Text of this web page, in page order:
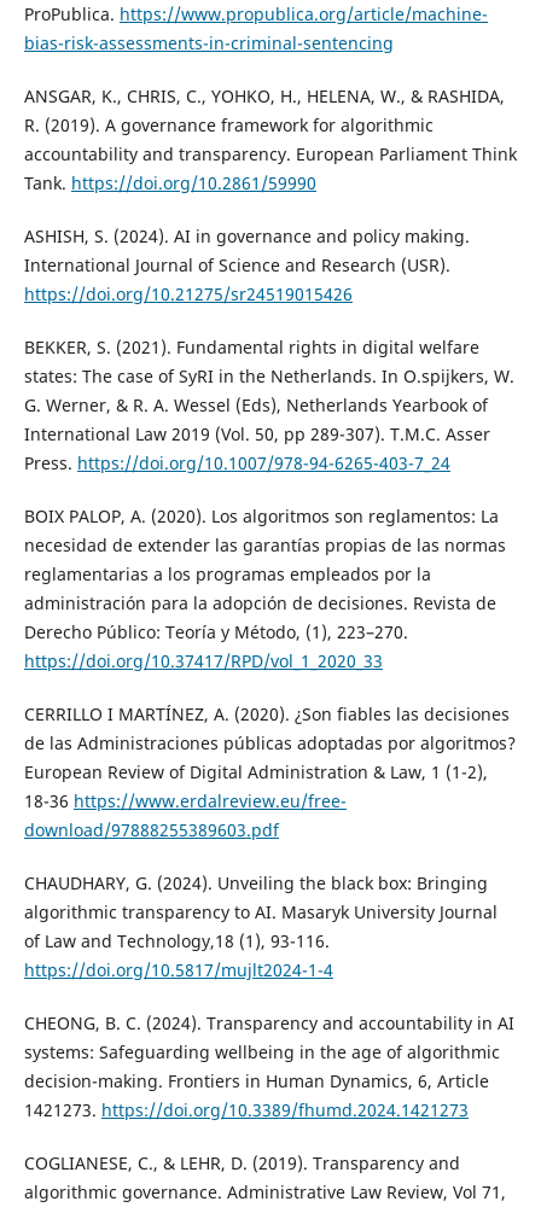
ProPublica. https://www.propublica.org/article/machine-
bias-risk-assessments-in-criminal-sentencing
ANSGAR, K., CHRIS, C., YOHKO, H., HELENA, W., & RASHIDA,
R. (2019). A governance framework for algorithmic
accountability and transparency. European Parliament Think
Tank. https://doi.org/10.2861/59990
ASHISH, S. (2024). AI in governance and policy making.
International Journal of Science and Research (USR).
https://doi.org/10.21275/sr24519015426
BEKKER, S. (2021). Fundamental rights in digital welfare
states: The case of SyRI in the Netherlands. In O.spijkers, W.
G. Werner, & R. A. Wessel (Eds), Netherlands Yearbook of
International Law 2019 (Vol. 50, pp 289-307). T.M.C. Asser
Press. https://doi.org/10.1007/978-94-6265-403-7_24
BOIX PALOP, A. (2020). Los algoritmos son reglamentos: La
necesidad de extender las garantías propias de las normas
reglamentarias a los programas empleados por la
administración para la adopción de decisiones. Revista de
Derecho Público: Teoría y Método, (1), 223–270.
https://doi.org/10.37417/RPD/vol_1_2020_33
CERRILLO I MARTÍNEZ, A. (2020). ¿Son fiables las decisiones
de las Administraciones públicas adoptadas por algoritmos?
European Review of Digital Administration & Law, 1 (1-2),
18-36 https://www.erdalreview.eu/free-
download/97888255389603.pdf
CHAUDHARY, G. (2024). Unveiling the black box: Bringing
algorithmic transparency to AI. Masaryk University Journal
of Law and Technology,18 (1), 93-116.
https://doi.org/10.5817/mujlt2024-1-4
CHEONG, B. C. (2024). Transparency and accountability in AI
systems: Safeguarding wellbeing in the age of algorithmic
decision-making. Frontiers in Human Dynamics, 6, Article
1421273. https://doi.org/10.3389/fhumd.2024.1421273
COGLIANESE, C., & LEHR, D. (2019). Transparency and
algorithmic governance. Administrative Law Review, Vol 71,